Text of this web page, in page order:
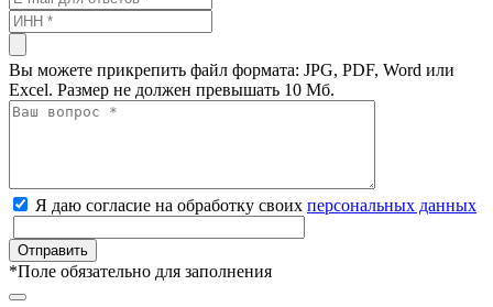
Вы можете прикрепить файл формата: JPG, PDF, Word или
Excel. Размер не должен превышать 10 Мб.
Я даю согласие на обработку своих персональных данных
*Поле обязательно для заполнения